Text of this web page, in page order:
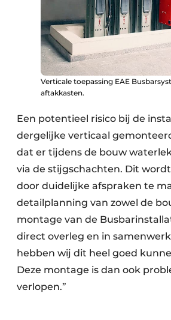
Verticale toepassing EAE
aftakkasten.
Een potentieel risico bij de
dergelijke verticaal
dat er tijdens de bouw
via de stijgschachten. Dit
door duidelijke afspraken te
detailplanning van zowel de
montage van de
direct overleg en in
hebben wij dit heel goed
Deze montage is dan ook
verlopen.”